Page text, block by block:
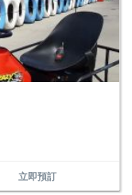
立即預訂